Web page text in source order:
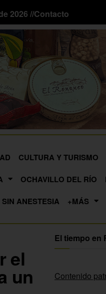
2026 //Contacto
CULTURA Y TURISMO
OCHAVILLO DEL RÍO
SIN ANESTESIA +MÁS
el
un
El tiempo en
Contenido